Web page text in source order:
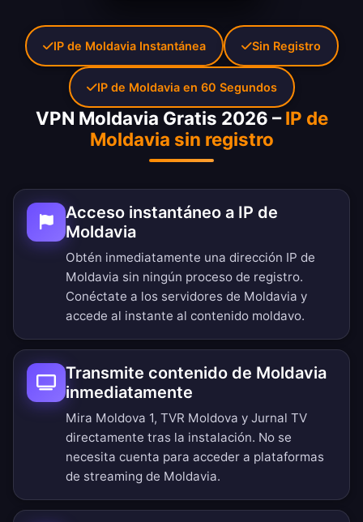
VPN Moldavia Gratis 2026 –IP de
Moldavia sin registro
Acceso instantáneo a IP de
Moldavia
Obtén inmediatamente una dirección IP de
Moldavia sin ningún proceso de registro.
Conéctate a los servidores de Moldavia y
accede al instante al contenido moldavo.
Transmite contenido de Moldavia
inmediatamente
Mira Moldova 1, TVR Moldova y Jurnal TV
directamente tras la instalación. No se
necesita cuenta para acceder a plataformas
de streaming de Moldavia.
IP de Moldavia Instantánea Sin Registro
IP de Moldavia en 60 Segundos